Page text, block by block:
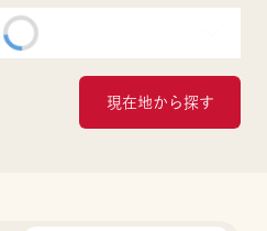
現在地から探す